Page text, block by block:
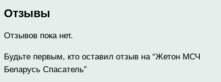
Отзывы
Отзывов пока нет.
Будьте первым, кто оставил отзыв на “Жетон МСЧ
Беларусь Спасатель”